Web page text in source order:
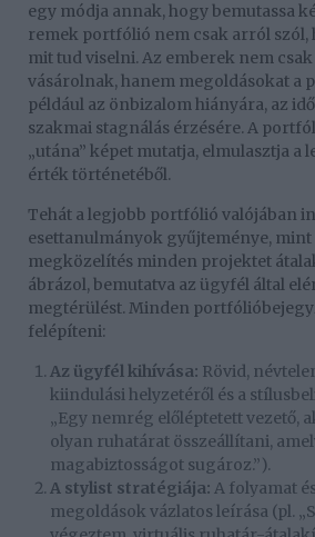
egy módja annak, hogy bemutassa
remek portfólió nem csak arról szól,
mit tud viselni. Az emberek nem
vásárolnak, hanem megoldásokat a
például az önbizalom hiányára, az
szakmai stagnálás érzésére. A
„utána” képet mutatja, elmulasztja a
érték történetéből.
Tehát a legjobb portfólió valójában
esettanulmányok gyűjteménye, mint
megközelítés minden projektet
ábrázol, bemutatva az ügyfél által
megtérülést. Minden
felépíteni:
Az ügyfél kihívása: Rövid,
kiindulási helyzetéről és a
„Egy nemrég előléptetett vezető,
olyan ruhatárat összeállítani,
magabiztosságot sugároz.”).
A stylist stratégiája: A folyamat
megoldások vázlatos leírása (pl.